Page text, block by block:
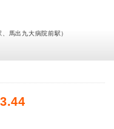
馬出九大病院前駅）
3.44